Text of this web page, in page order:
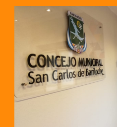
Datos Históricos
Premio al Mérito - Registro
Audiencias Públicas - Registro
Mujeres que Dejaron Huellas -
Periodistas Decanos - Registro